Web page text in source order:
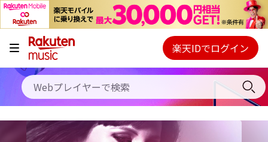
キャンペーン
料金プラン
使い方
Webプレイヤー
ご契約内容の確認・変更
楽天IDでログイン